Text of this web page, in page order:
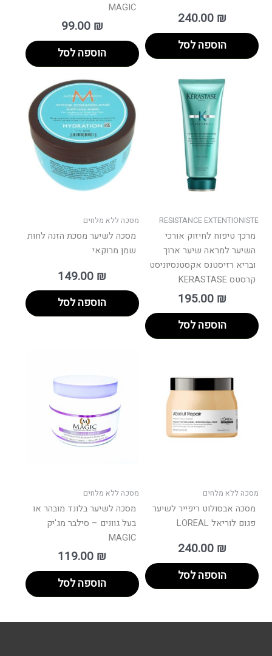
240.00 ₪
הוספה לסל
MAGIC
99.00 ₪
הוספה לסל
RESISTANCE EXTENTIONISTE
מרכך טיפוח לחיזוק אורכי
השיער למראה שיער ארוך
ובריא רזיסטנס אקסטנסיוניסט
קרסטס KERASTASE
195.00 ₪
הוספה לסל
מסכה ללא מלחים
מסכה לשיער מסכת הזנה לחות
שמן מרוקאי
149.00 ₪
הוספה לסל
מסכה ללא מלחים
מסכה אבסולוט ריפייר לשיער
פגום לוריאל LOREAL
240.00 ₪
הוספה לסל
מסכה ללא מלחים
מסכה לשיער בלונד מובהר או
בעל גוונים – סילבר מג'יק
MAGIC
119.00 ₪
הוספה לסל